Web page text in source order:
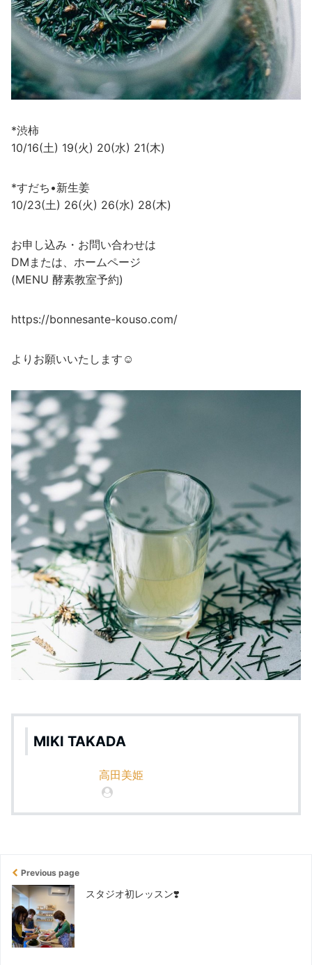
*渋柿
10/16(土) 19(火) 20(水) 21(木)
*すだち•新生姜
10/23(土) 26(火) 26(水) 28(木)
お申し込み・お問い合わせは
DMまたは、ホームページ
(MENU 酵素教室予約)
https://bonnesante-kouso.com/
よりお願いいたします☺️
MIKI TAKADA
高田美姫
Previous page
スタジオ初レッスン❣️